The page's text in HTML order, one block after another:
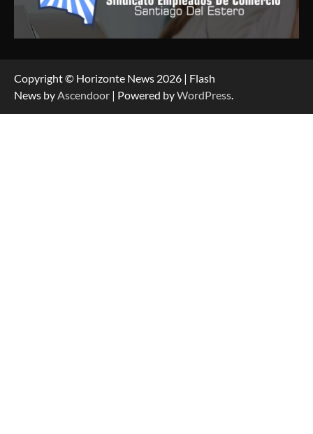
Copyright © Horizonte News 2026 | Flash
News byAscendoor | Powered byWordPress.